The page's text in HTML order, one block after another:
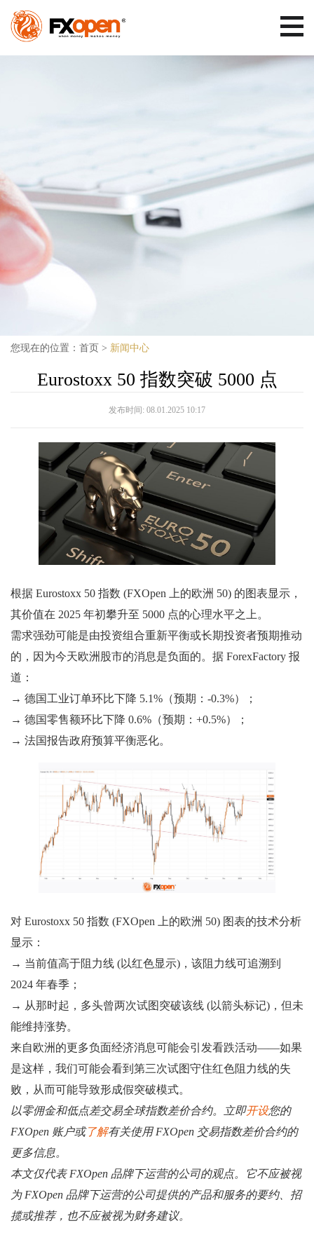
您现在的位置： 首页 > 新闻中心
Eurostoxx 50 指数突破 5000 点
发布时间: 08.01.2025 10:17
根据 Eurostoxx 50 指数 (FXOpen 上的欧洲 50) 的图表显示，
其价值在 2025 年初攀升至 5000 点的心理水平之上。
需求强劲可能是由投资组合重新平衡或长期投资者预期推动
的，因为今天欧洲股市的消息是负面的。据 ForexFactory 报
道：
→ 德国工业订单环比下降 5.1%（预期：-0.3%）；
→ 德国零售额环比下降 0.6%（预期：+0.5%）；
→ 法国报告政府预算平衡恶化。
对 Eurostoxx 50 指数 (FXOpen 上的欧洲 50) 图表的技术分析
显示：
→ 当前值高于阻力线 (以红色显示)，该阻力线可追溯到
2024 年春季；
→ 从那时起，多头曾两次试图突破该线 (以箭头标记)，但未
能维持涨势。
来自欧洲的更多负面经济消息可能会引发看跌活动——如果
是这样，我们可能会看到第三次试图守住红色阻力线的失
败，从而可能导致形成假突破模式。
以零佣金和低点差交易全球指数差价合约。立即开设您的
FXOpen 账户或了解有关使用 FXOpen 交易指数差价合约的
更多信息。
本文仅代表 FXOpen 品牌下运营的公司的观点。它不应被视
为 FXOpen 品牌下运营的公司提供的产品和服务的要约、招
揽或推荐，也不应被视为财务建议。